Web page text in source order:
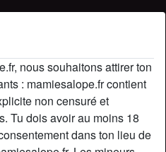
nous souhaitons attirer ton
: mamiesalope.fr contient
non censuré et
Tu dois avoir au moins 18
dans ton lieu de